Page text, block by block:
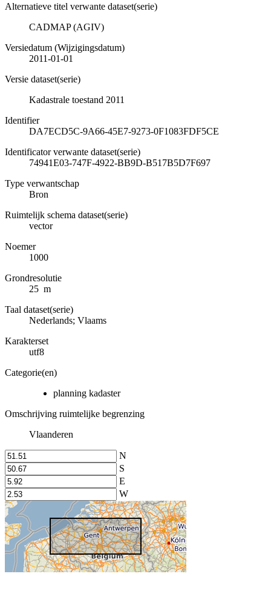
Alternatieve titel verwante dataset(serie)
CADMAP (AGIV)
Versiedatum (Wijzigingsdatum)
2011-01-01
Versie dataset(serie)
Kadastrale toestand 2011
Identifier
DA7ECD5C-9A66-45E7-9273-0F1083FDF5CE
Identificator verwante dataset(serie)
74941E03-747F-4922-BB9D-B517B5D7F697
Type verwantschap
Bron
Ruimtelijk schema dataset(serie)
vector
Noemer
1000
Grondresolutie
25 m
Taal dataset(serie)
Nederlands; Vlaams
Karakterset
utf8
Categorie(en)
planning kadaster
Omschrijving ruimtelijke begrenzing
Vlaanderen
N
S
E
W